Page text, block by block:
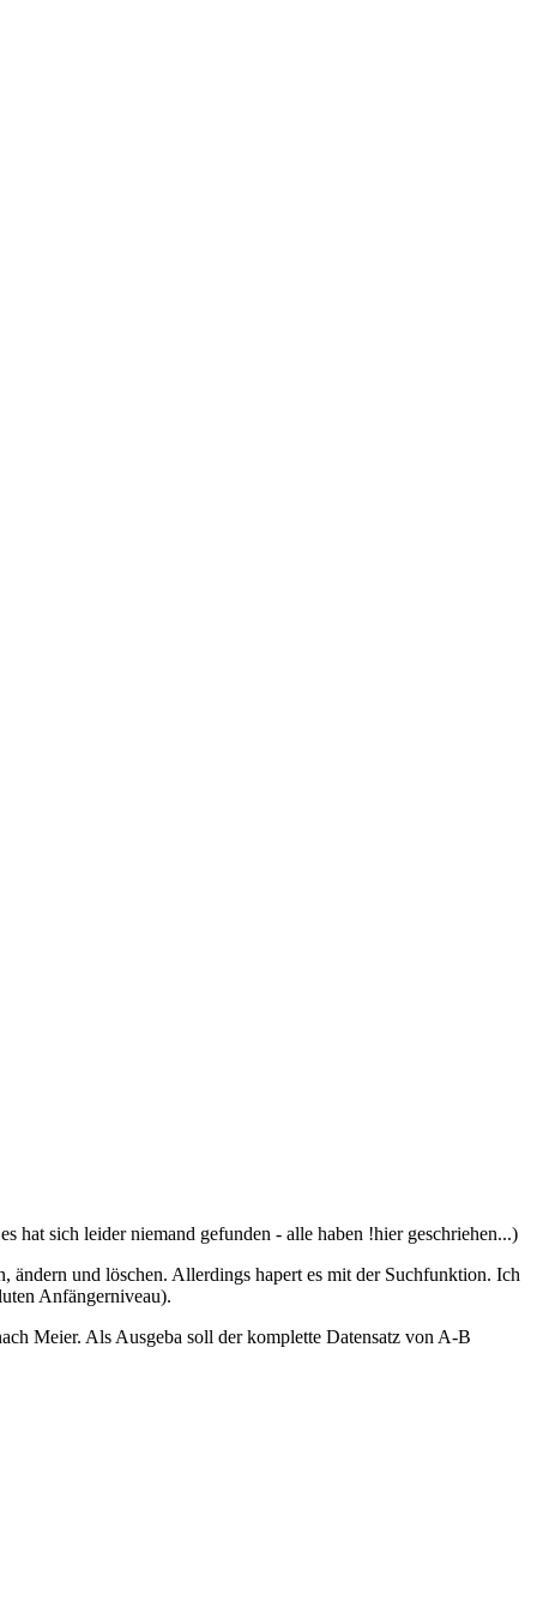
hat sich leider niemand gefunden - alle haben !hier geschriehen...)
ändern und löschen. Allerdings hapert es mit der Suchfunktion. Ich
Anfängerniveau).
Meier. Als Ausgeba soll der komplette Datensatz von A-B